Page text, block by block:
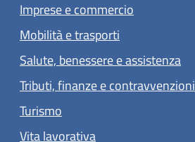
Imprese e commercio
Mobilità e trasporti
Salute, benessere e assistenza
Tributi, finanze e contravvenzioni
Turismo
Vita lavorativa